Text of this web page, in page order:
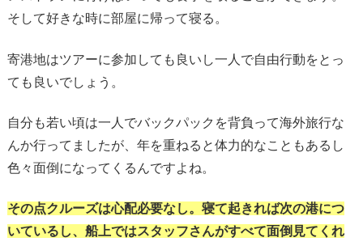
そして好きな時に部屋に帰って寝る。
寄港地はツアーに参加しても良いし一人で自由行動をとっ
ても良いでしょう。
自分も若い頃は一人でバックパックを背負って海外旅行な
んか行ってましたが、年を重ねると体力的なこともあるし
色々面倒になってくるんですよね。
その点クルーズは心配必要なし。寝て起きれば次の港につ
いているし、船上ではスタッフさんがすべて面倒見てくれ